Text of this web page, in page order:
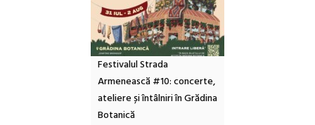
Festivalul Strada
Armenească #10: concerte,
ateliere și întâlniri în Grădina
Botanică